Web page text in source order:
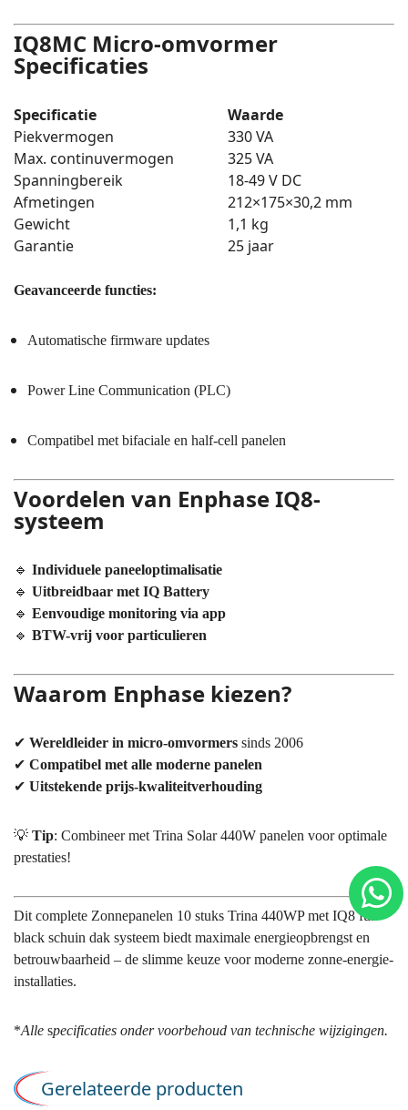
IQ8MC Micro-omvormer
Specificaties
Specificatie
Waarde
Piekvermogen
330 VA
Max. continuvermogen
325 VA
Spanningbereik
18-49 V DC
Afmetingen
212×175×30,2 mm
Gewicht
1,1 kg
Garantie
25 jaar
Geavanceerde functies:
Automatische firmware updates
Power Line Communication (PLC)
Compatibel met bifaciale en half-cell panelen
Voordelen van Enphase IQ8-
systeem
🔹 Individuele paneeloptimalisatie
🔹 Uitbreidbaar met IQ Battery
🔹 Eenvoudige monitoring via app
🔹 BTW-vrij voor particulieren
Waarom Enphase kiezen?
✔ Wereldleider in micro-omvormers sinds 2006
✔ Compatibel met alle moderne panelen
✔ Uitstekende prijs-kwaliteitverhouding
💡 Tip: Combineer met Trina Solar 440W panelen voor optimale
prestaties!
Dit complete Zonnepanelen 10 stuks Trina 440WP met IQ8 full
black schuin dak systeem biedt maximale energieopbrengst en
betrouwbaarheid – de slimme keuze voor moderne zonne-energie-
installaties.
*Alle specificaties onder voorbehoud van technische wijzigingen.
Gerelateerde producten